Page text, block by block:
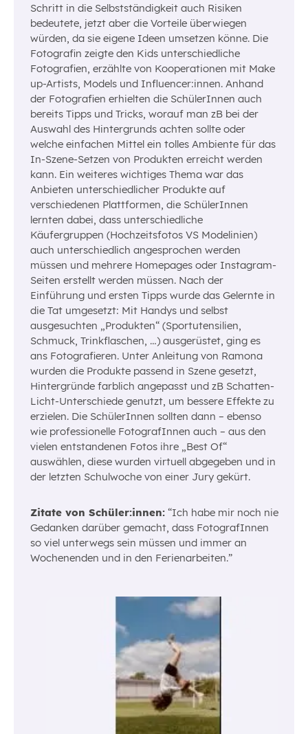
Schritt in die Selbstständigkeit auch Risiken
bedeutete, jetzt aber die Vorteile überwiegen
würden, da sie eigene Ideen umsetzen könne. Die
Fotografin zeigte den Kids unterschiedliche
Fotografien, erzählte von Kooperationen mit Make
up-Artists, Models und Influencer:innen. Anhand
der Fotografien erhielten die SchülerInnen auch
bereits Tipps und Tricks, worauf man zB bei der
Auswahl des Hintergrunds achten sollte oder
welche einfachen Mittel ein tolles Ambiente für das
In-Szene-Setzen von Produkten erreicht werden
kann. Ein weiteres wichtiges Thema war das
Anbieten unterschiedlicher Produkte auf
verschiedenen Plattformen, die SchülerInnen
lernten dabei, dass unterschiedliche
Käufergruppen (Hochzeitsfotos VS Modelinien)
auch unterschiedlich angesprochen werden
müssen und mehrere Homepages oder Instagram-
Seiten erstellt werden müssen. Nach der
Einführung und ersten Tipps wurde das Gelernte in
die Tat umgesetzt: Mit Handys und selbst
ausgesuchten „Produkten“ (Sportutensilien,
Schmuck, Trinkflaschen, …) ausgerüstet, ging es
ans Fotografieren. Unter Anleitung von Ramona
wurden die Produkte passend in Szene gesetzt,
Hintergründe farblich angepasst und zB Schatten-
Licht-Unterschiede genutzt, um bessere Effekte zu
erzielen. Die SchülerInnen sollten dann – ebenso
wie professionelle FotografInnen auch – aus den
vielen entstandenen Fotos ihre „Best Of“
auswählen, diese wurden virtuell abgegeben und in
der letzten Schulwoche von einer Jury gekürt.
Zitate von Schüler:innen:“Ich habe mir noch nie
Gedanken darüber gemacht, dass FotografInnen
so viel unterwegs sein müssen und immer an
Wochenenden und in den Ferienarbeiten.”